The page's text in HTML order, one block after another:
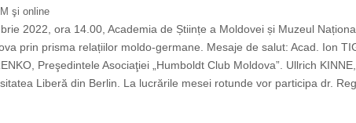
şi online
2022, ora 14.00, Academia de Științe a Moldovei și Muzeul
prin prisma relațiilor moldo-germane. Mesaje de salut: Acad. Ion
Preşedintele Asociaţiei „Humboldt Club Moldova”. Ullrich
Liberă din Berlin. La lucrările mesei rotunde vor participa dr.